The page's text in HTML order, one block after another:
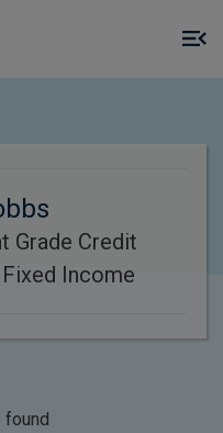
Grade Credit
Income
found